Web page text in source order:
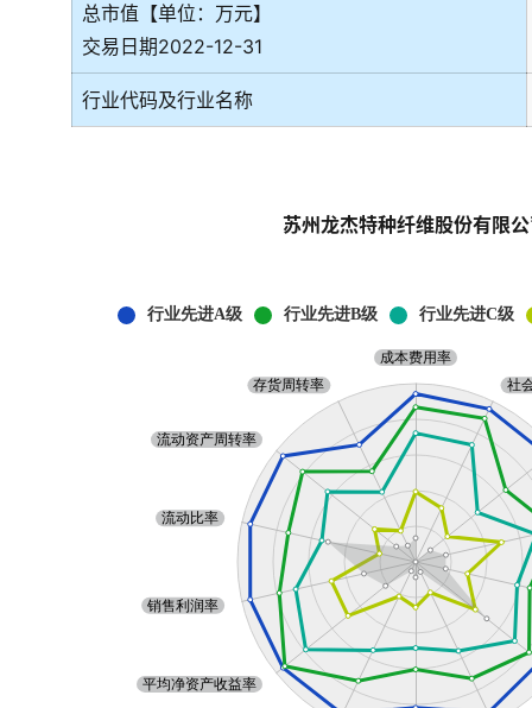
总市值【单位：万元】
交易日期2022-12-31
行业代码及行业名称
苏州龙杰特种纤维股份有限